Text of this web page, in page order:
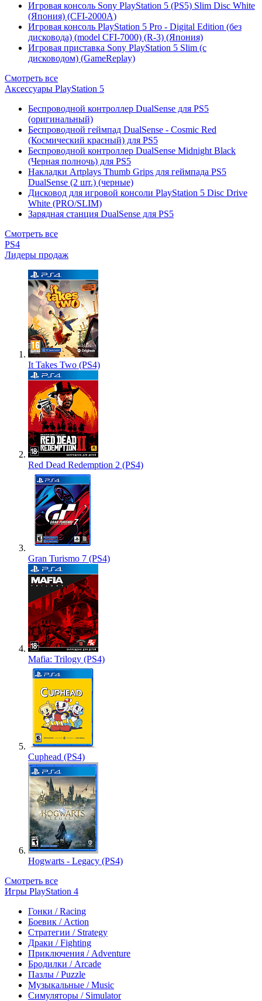
Игровая консоль Sony PlayStation 5 (PS5) Slim Disc White
(Япония) (CFI-2000A)
Игровая консоль PlayStation 5 Pro - Digital Edition (без
дисковода) (model CFI-7000) (R-3) (Япония)
Игровая приставка Sony PlayStation 5 Slim (с
дисководом) (GameReplay)
Смотреть все
Аксессуары PlayStation 5
Беспроводной контроллер DualSense для PS5
(оригинальный)
Беспроводной геймпад DualSense - Cosmic Red
(Космический красный) для PS5
Беспроводной контроллер DualSense Midnight Black
(Черная полночь) для PS5
Накладки Artplays Thumb Grips для геймпада PS5
DualSense (2 шт.) (черные)
Дисковод для игровой консоли PlayStation 5 Disc Drive
White (PRO/SLIM)
Зарядная станция DualSense для PS5
Смотреть все
PS4
Лидеры продаж
It Takes Two (PS4)
Red Dead Redemption 2 (PS4)
Gran Turismo 7 (PS4)
Mafia: Trilogy (PS4)
Cuphead (PS4)
Hogwarts - Legacy (PS4)
Смотреть все
Игры PlayStation 4
Гонки / Racing
Боевик / Action
Стратегии / Strategy
Драки / Fighting
Приключения / Adventure
Бродилки / Arcade
Пазлы / Puzzle
Музыкальные / Music
Симуляторы / Simulator